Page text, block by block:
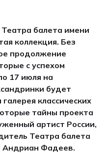
балета имени
коллекция. Без
продолжение
с успехом
17 июля на
будет
классических
тайны проекта
артист России,
Театра балета
Андриан Фадеев.